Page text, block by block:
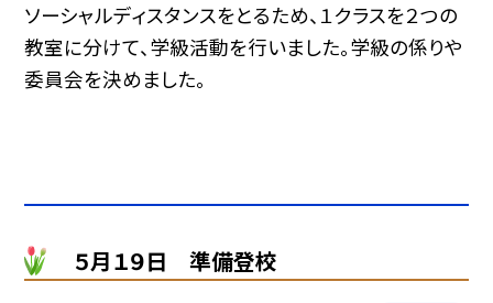
ソーシャルディスタンスをとるため、１クラスを２つの
教室に分けて、学級活動を行いました。学級の係りや
委員会を決めました。
５月１９日 準備登校